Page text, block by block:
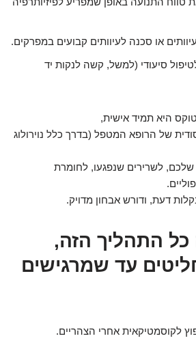
או סכנה לעיוותים קבועים במפרקים.
סיעודי (למשל, קשה לנקות יד
היא תמיד אישית,
של הרופא המטפל (בדרך כלל נוירולוג
לשרירים שנפגעו, לחומרת
דעת, ודורש אבחון מדויק.
כל התהליך הזה,
עד שמרגישים
לקוסמטיקאית אחרי הצהריים.